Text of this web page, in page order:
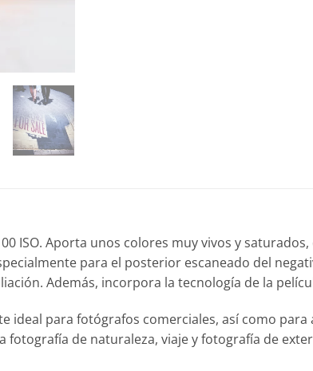
ISO. Aporta unos colores muy vivos y
para el posterior escaneado del
Además, incorpora la tecnología de la
ideal para fotógrafos comerciales, así como para
fotografía de naturaleza, viaje y fotografía de